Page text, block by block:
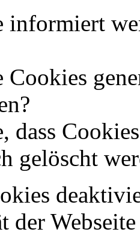
informiert
Cookies
dass
gelöscht
der